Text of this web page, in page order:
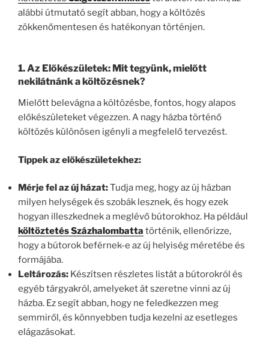
alábbi útmutató segít abban, hogy a költözés
zökkenőmentesen és hatékonyan történjen.
1.Az Előkészületek: Mit tegyünk, mielőtt
nekilátnánk a költözésnek?
Mielőtt belevágna a költözésbe, fontos, hogy alapos
előkészületeket végezzen. A nagy házba történő
költözés különösen igényli a megfelelő tervezést.
Tippek az előkészületekhez:
Mérje fel az új házat:Tudja meg, hogy az új házban
milyen helységek és szobák lesznek, és hogy ezek
hogyan illeszkednek a meglévő bútorokhoz. Ha például
költöztetés Százhalombatta történik, ellenőrizze,
hogy a bútorok beférnek-e az új helyiség méretébe és
formájába.
Leltározás: Készítsen részletes listát a bútorokról és
egyéb tárgyakról, amelyeket át szeretne vinni az új
házba. Ez segít abban, hogy ne feledkezzen meg
semmiről, és könnyebben tudja kezelni az esetleges
elágazásokat.